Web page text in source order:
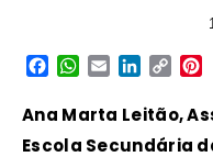
Facebook
WhatsApp
EmailLinkedIn
Copy
Ana Marta Leitão,
Escola Secundária